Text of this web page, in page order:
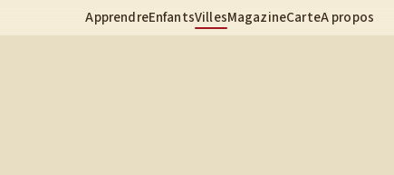
ApprendreEnfantsVillesMagazineCarteA propos